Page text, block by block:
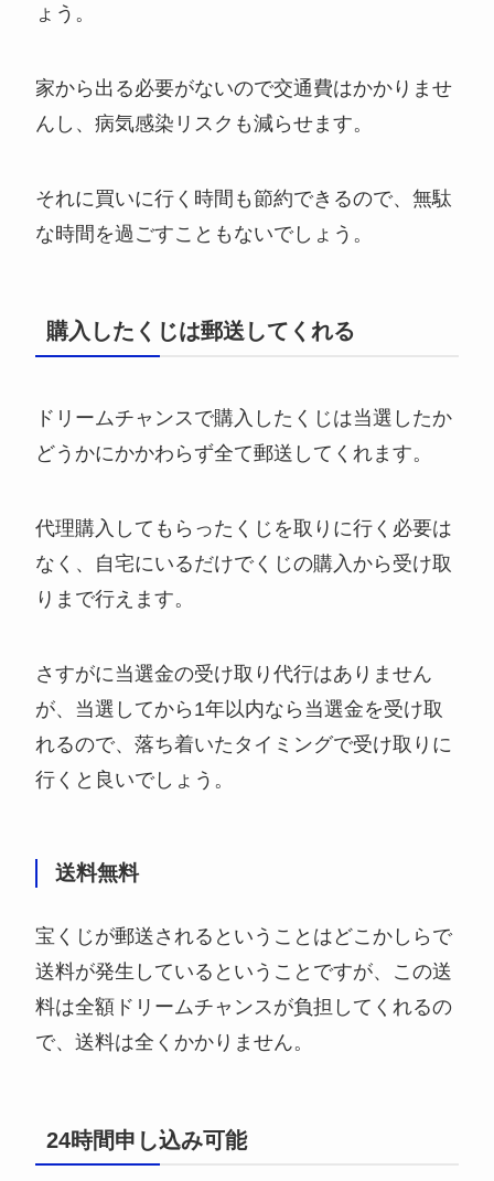
ょう。
家から出る必要がないので交通費はかかりませ
んし、病気感染リスクも減らせます。
それに買いに行く時間も節約できるので、無駄
な時間を過ごすこともないでしょう。
購入したくじは郵送してくれる
ドリームチャンスで購入したくじは当選したか
どうかにかかわらず全て郵送してくれます。
代理購入してもらったくじを取りに行く必要は
なく、自宅にいるだけでくじの購入から受け取
りまで行えます。
さすがに当選金の受け取り代行はありません
が、当選してから1年以内なら当選金を受け取
れるので、落ち着いたタイミングで受け取りに
行くと良いでしょう。
送料無料
宝くじが郵送されるということはどこかしらで
送料が発生しているということですが、この送
料は全額ドリームチャンスが負担してくれるの
で、送料は全くかかりません。
24時間申し込み可能